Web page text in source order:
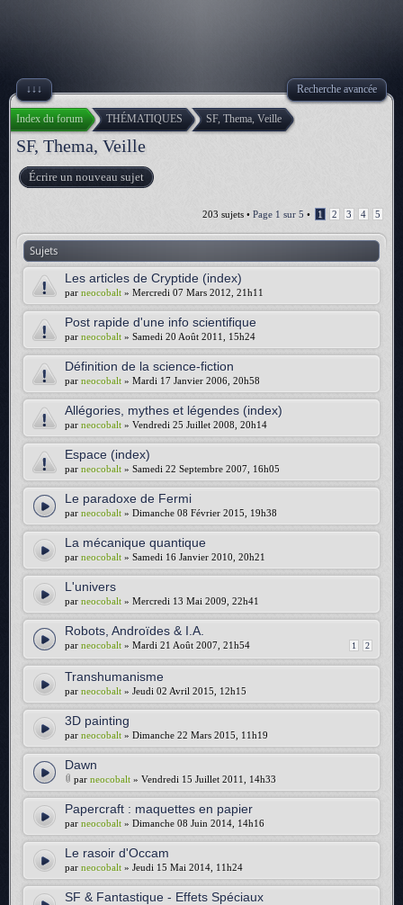
↓↓↓ Recherche avancée
Index du forum THÉMATIQUES SF, Thema, Veille
SF, Thema, Veille
Écrire un nouveau sujet
203 sujets • Page 1 sur 5 • 1 2 3 4 5
Sujets
Les articles de Cryptide (index)
par neocobalt » Mercredi 07 Mars 2012, 21h11
Post rapide d'une info scientifique
par neocobalt » Samedi 20 Août 2011, 15h24
Définition de la science-fiction
par neocobalt » Mardi 17 Janvier 2006, 20h58
Allégories, mythes et légendes (index)
par neocobalt » Vendredi 25 Juillet 2008, 20h14
Espace (index)
par neocobalt » Samedi 22 Septembre 2007, 16h05
Le paradoxe de Fermi
par neocobalt » Dimanche 08 Février 2015, 19h38
La mécanique quantique
par neocobalt » Samedi 16 Janvier 2010, 20h21
L'univers
par neocobalt » Mercredi 13 Mai 2009, 22h41
Robots, Androïdes & I.A.
1 2
par neocobalt » Mardi 21 Août 2007, 21h54
Transhumanisme
par neocobalt » Jeudi 02 Avril 2015, 12h15
3D painting
par neocobalt » Dimanche 22 Mars 2015, 11h19
Dawn
par neocobalt » Vendredi 15 Juillet 2011, 14h33
Papercraft : maquettes en papier
par neocobalt » Dimanche 08 Juin 2014, 14h16
Le rasoir d'Occam
par neocobalt » Jeudi 15 Mai 2014, 11h24
SF & Fantastique - Effets Spéciaux